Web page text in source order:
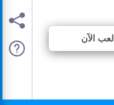
العب الآن